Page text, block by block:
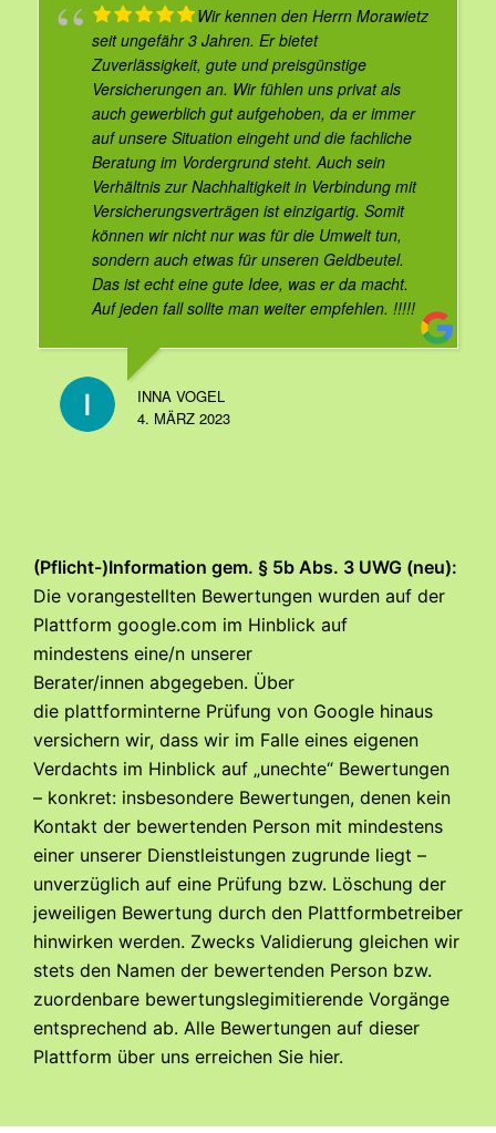
Wir kennen den Herrn Morawietz
seit ungefähr 3 Jahren. Er bietet
Zuverlässigkeit, gute und preisgünstige
Versicherungen an. Wir fühlen uns privat als
auch gewerblich gut aufgehoben, da er immer
auf unsere Situation eingeht und die fachliche
Beratung im Vordergrund steht. Auch sein
Verhältnis zur Nachhaltigkeit in Verbindung mit
Versicherungsverträgen ist einzigartig. Somit
können wir nicht nur was für die Umwelt tun,
sondern auch etwas für unseren Geldbeutel.
Das ist echt eine gute Idee, was er da macht.
Auf jeden fall sollte man weiter empfehlen. !!!!!
INNA VOGEL
4. MÄRZ 2023
(Pflicht-)Information gem. § 5b Abs. 3 UWG (neu):
Die vorangestellten Bewertungen wurden auf der
Plattform google.com im Hinblick auf
mindestens eine/n unserer
Berater/innen abgegeben. Über
die plattforminterne Prüfung von Google hinaus
versichern wir, dass wir im Falle eines eigenen
Verdachts im Hinblick auf „unechte“ Bewertungen
– konkret: insbesondere Bewertungen, denen kein
Kontakt der bewertenden Person mit mindestens
einer unserer Dienstleistungen zugrunde liegt –
unverzüglich auf eine Prüfung bzw. Löschung der
jeweiligen Bewertung durch den Plattformbetreiber
hinwirken werden. Zwecks Validierung gleichen wir
stets den Namen der bewertenden Person bzw.
zuordenbare bewertungslegimitierende Vorgänge
entsprechend ab. Alle Bewertungen auf dieser
Plattform über uns erreichen Sie hier.